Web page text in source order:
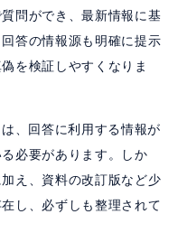
問ができ、最新情報に基
答の情報源も明確に提示
を検証しやすくなりま
、回答に利用する情報が
必要があります。しか
え、資料の改訂版など少
し、必ずしも整理されて